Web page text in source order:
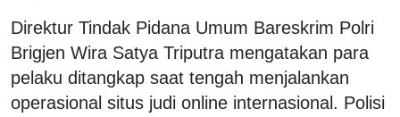
Direktur Tindak Pidana Umum Bareskrim Polri
Brigjen Wira Satya Triputra mengatakan para
pelaku ditangkap saat tengah menjalankan
operasional situs judi online internasional. Polisi